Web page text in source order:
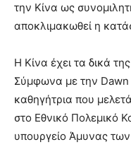
την Κίνα ως
αποκλιμακωθεί η
Η Κίνα έχει τα δικά
Σύμφωνα με την
καθηγήτρια που
στο Εθνικό Πολεμικό
υπουργείο Άμυνας